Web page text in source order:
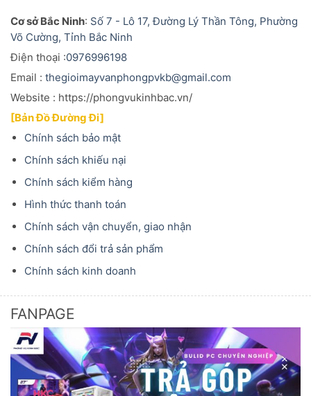
Cơ sở Bắc Ninh: Số 7 - Lô 17, Đường Lý Thần Tông, Phường
Võ Cường, Tỉnh Bắc Ninh
Điện thoại :0976996198
Email : thegioimayvanphongpvkb@gmail.com
Website : https://phongvukinhbac.vn/
[Bản Đồ Đường Đi]
Chính sách bảo mật
Chính sách khiếu nại
Chính sách kiểm hàng
Hình thức thanh toán
Chính sách vận chuyển, giao nhận
Chính sách đổi trả sản phẩm
Chính sách kinh doanh
FANPAGE